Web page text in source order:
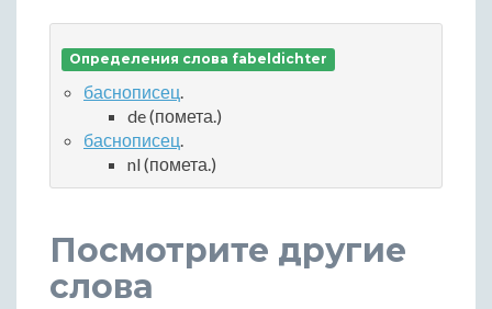
Определения слова fabeldichter
баснописец.
de (помета.)
баснописец.
nl (помета.)
Посмотрите другие
слова